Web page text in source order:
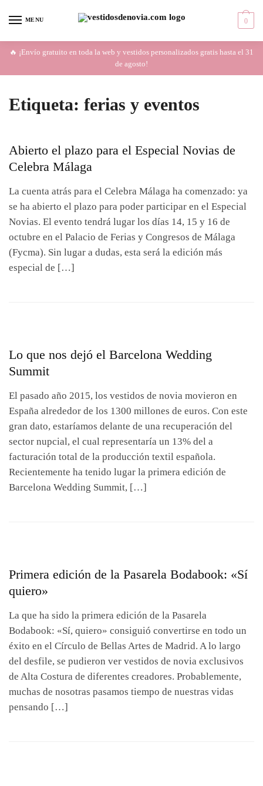
MENU 0
🔥 ¡Envío gratuito en toda la web y vestidos personalizados gratis hasta el 31
de agosto!
Etiqueta: ferias y eventos
Abierto el plazo para el Especial Novias de
Celebra Málaga
La cuenta atrás para el Celebra Málaga ha comenzado: ya
se ha abierto el plazo para poder participar en el Especial
Novias. El evento tendrá lugar los días 14, 15 y 16 de
octubre en el Palacio de Ferias y Congresos de Málaga
(Fycma). Sin lugar a dudas, esta será la edición más
especial de […]
Lo que nos dejó el Barcelona Wedding
Summit
El pasado año 2015, los vestidos de novia movieron en
España alrededor de los 1300 millones de euros. Con este
gran dato, estaríamos delante de una recuperación del
sector nupcial, el cual representaría un 13% del a
facturación total de la producción textil española.
Recientemente ha tenido lugar la primera edición de
Barcelona Wedding Summit, […]
Primera edición de la Pasarela Bodabook: «Sí
quiero»
La que ha sido la primera edición de la Pasarela
Bodabook: «Sí, quiero» consiguió convertirse en todo un
éxito en el Círculo de Bellas Artes de Madrid. A lo largo
del desfile, se pudieron ver vestidos de novia exclusivos
de Alta Costura de diferentes creadores. Probablemente,
muchas de nosotras pasamos tiempo de nuestras vidas
pensando […]